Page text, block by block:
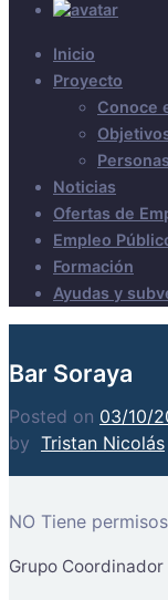
Inicio
Proyecto
Conoce
Noticias
Ofertas de
Empleo
Formación
Ayudas y
Bar Soraya
Posted on 03/10/
by Tristan Nicolás
NO Tiene
Grupo Coordinador